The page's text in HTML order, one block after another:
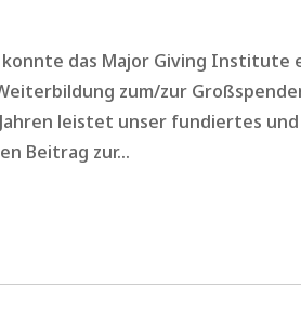
konnte das Major Giving Institute
zum/zur
leistet unser fundiertes
Beitrag zur...